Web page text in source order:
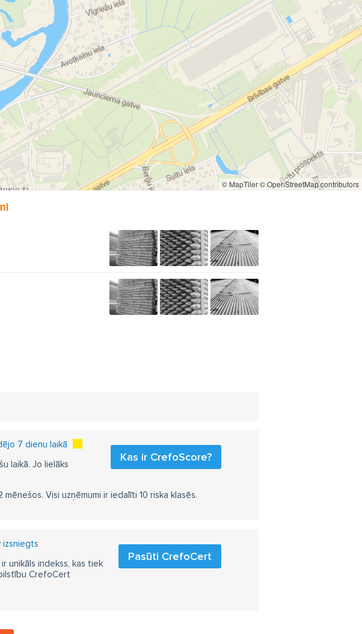
© MapTiler© OpenStreetMap contributors
7 dienu laikā
Kas ir CrefoScore?
laikā. Jo lielāks
Visi uzņēmumi ir iedalīti 10 riska klasēs.
Pasūti CrefoCert
unikāls indekss, kas tiek
CrefoCert